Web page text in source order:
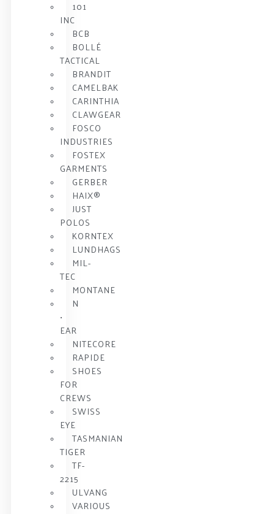
101
INC
BCB
BOLLÉ
TACTICAL
BRANDIT
CAMELBAK
CARINTHIA
CLAWGEAR
FOSCO
INDUSTRIES
FOSTEX
GARMENTS
GERBER
HAIX®
JUST
POLOS
KORNTEX
LUNDHAGS
MIL-
TEC
MONTANE
N
•
EAR
NITECORE
RAPIDE
SHOES
FOR
CREWS
SWISS
EYE
TASMANIAN
TIGER
TF-
2215
ULVANG
VARIOUS